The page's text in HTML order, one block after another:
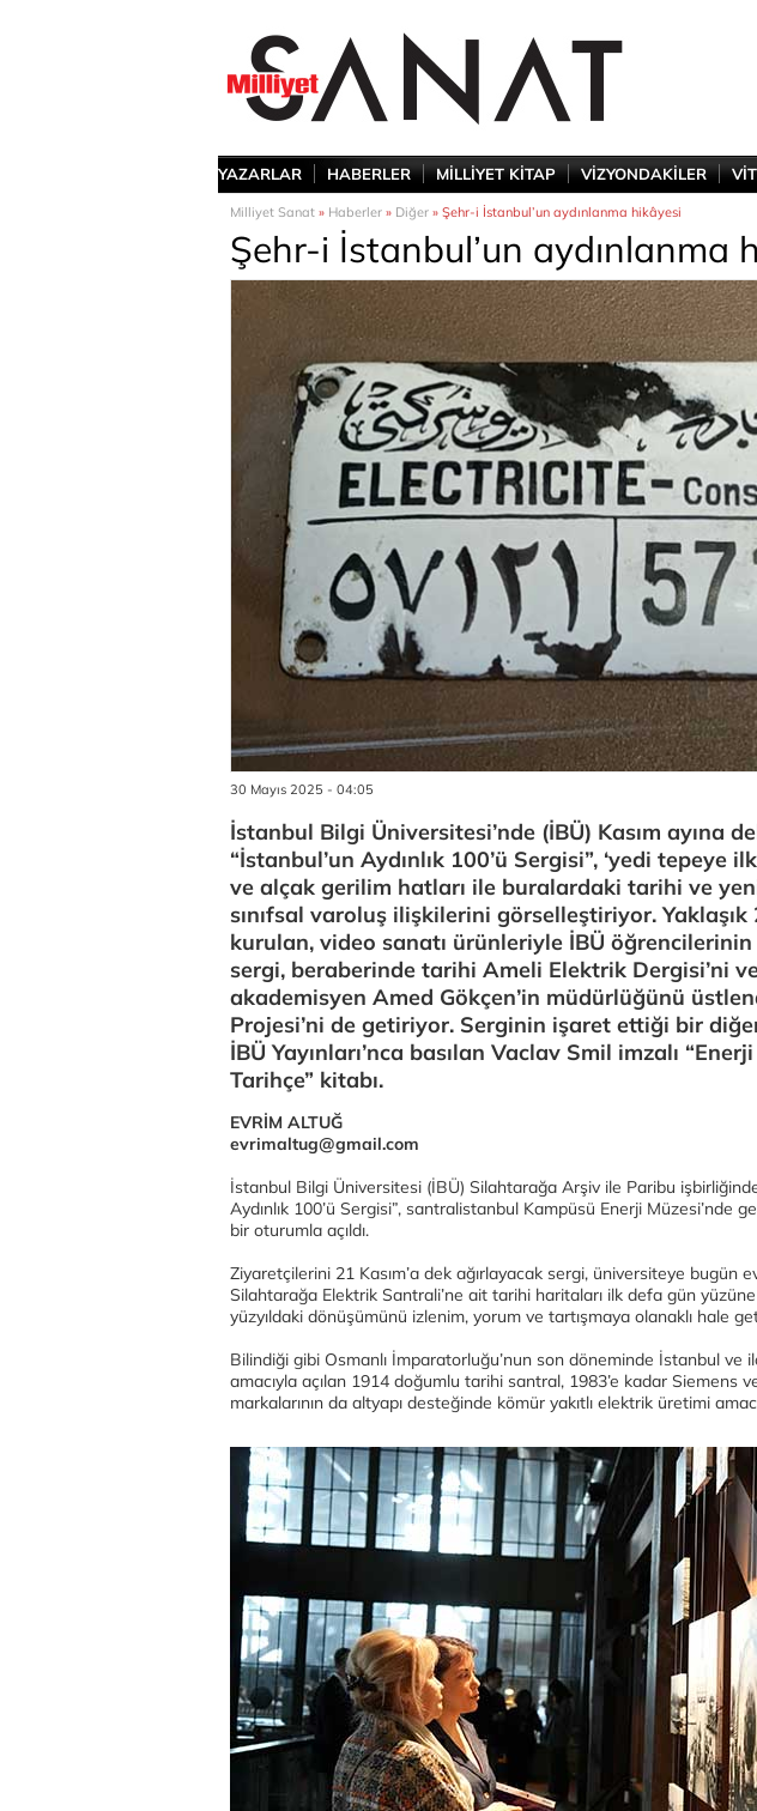
YAZARLAR HABERLER MİLLİYET KİTAP VİZYONDAKİLER
Milliyet Sanat » Haberler » Diğer » Şehr-i İstanbul’un aydınlanma hikâyesi
Şehr-i İstanbul’un aydınlanma
30 Mayıs 2025 - 04:05
İstanbul Bilgi Üniversitesi’nde (İBÜ) Kasım ayına
“İstanbul’un Aydınlık 100’ü Sergisi”, ‘yedi tepeye
ve alçak gerilim hatları ile buralardaki tarihi ve
sınıfsal varoluş ilişkilerini görselleştiriyor.
kurulan, video sanatı ürünleriyle İBÜ
sergi, beraberinde tarihi Ameli Elektrik Dergisi’ni
akademisyen Amed Gökçen’in müdürlüğünü
Projesi’ni de getiriyor. Serginin işaret ettiği bir
İBÜ Yayınları’nca basılan Vaclav Smil imzalı
Tarihçe” kitabı.
EVRİM ALTUĞ
evrimaltug@gmail.com
İstanbul Bilgi Üniversitesi (İBÜ) Silahtarağa Arşiv ile Paribu
Aydınlık 100’ü Sergisi”, santralistanbul Kampüsü Enerji Müzesi’nde
bir oturumla açıldı.
Ziyaretçilerini 21 Kasım’a dek ağırlayacak sergi, üniversiteye bugün
Silahtarağa Elektrik Santrali’ne ait tarihi haritaları ilk defa gün yüzüne
yüzyıldaki dönüşümünü izlenim, yorum ve tartışmaya olanaklı hale
Bilindiği gibi Osmanlı İmparatorluğu’nun son döneminde İstanbul ve
amacıyla açılan 1914 doğumlu tarihi santral, 1983’e kadar Siemens
markalarının da altyapı desteğinde kömür yakıtlı elektrik üretimi